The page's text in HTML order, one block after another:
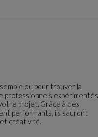
ou pour trouver la
professionnels expérimentés
projet. Grâce à des
performants, ils sauront
créativité.